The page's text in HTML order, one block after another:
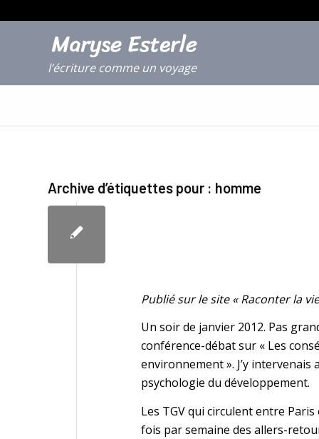
l’écriture comme un voyage
Archive d’étiquettes pour : homme
Publié sur le site « Raconter la
Un soir de janvier 2012. Pas
conférence-débat sur « Les
environnement ». J’y
psychologie du développement.
Les TGV qui circulent entre
fois par semaine des allers-